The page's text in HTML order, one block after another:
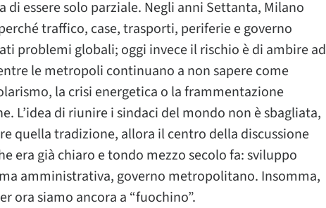
essere solo parziale. Negli anni Settanta, Milano
traffico, case, trasporti, periferie e governo
problemi globali; oggi invece il rischio è di ambire ad
le metropoli continuano a non sapere come
la crisi energetica o la frammentazione
L’idea di riunire i sindaci del mondo non è sbagliata,
quella tradizione, allora il centro della discussione
era già chiaro e tondo mezzo secolo fa: sviluppo
amministrativa, governo metropolitano. Insomma,
ora siamo ancora a “fuochino”.